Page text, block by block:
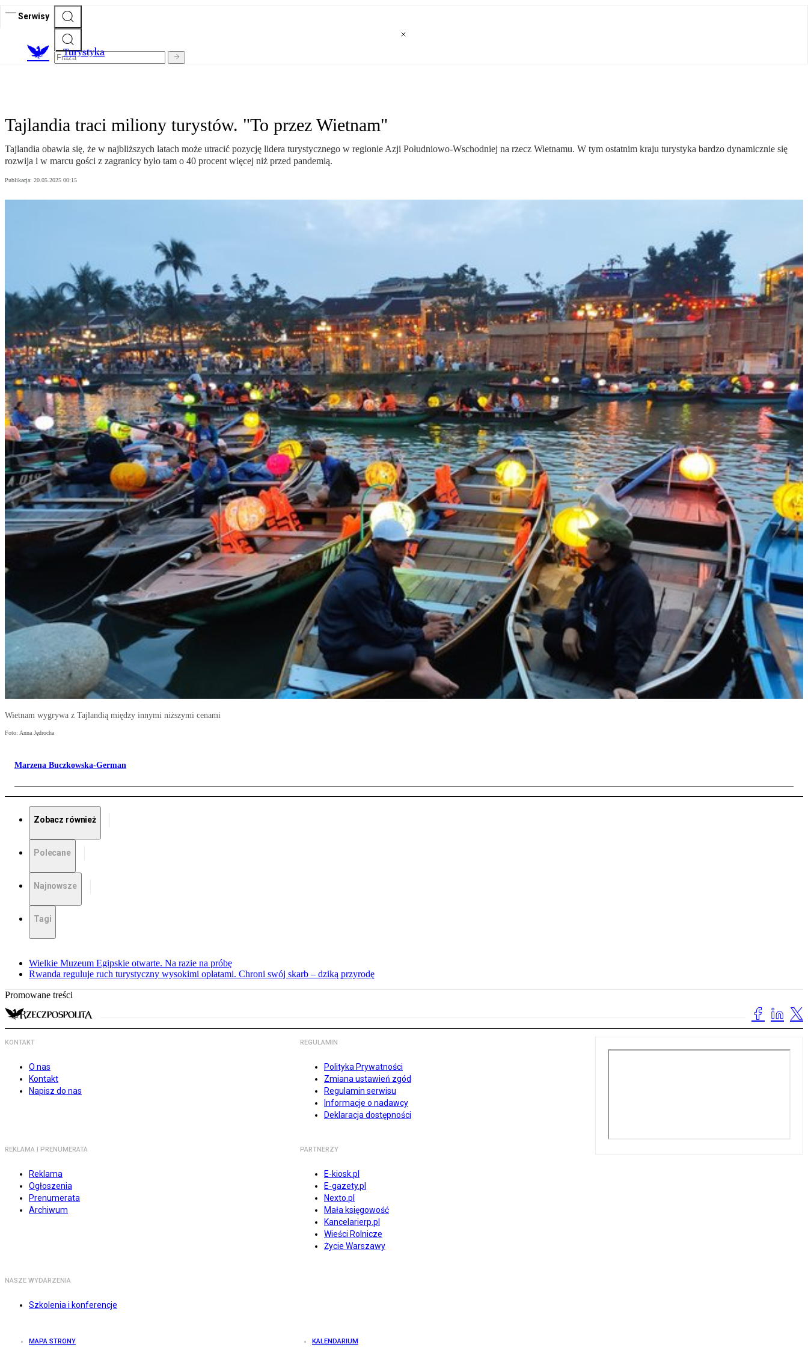
Serwisy
Turystyka
Tajlandia traci miliony turystów. "To przez Wietnam"
Tajlandia obawia się, że w najbliższych latach może utracić pozycję lidera turystycznego w regionie Azji Południowo-Wschodniej na rzecz Wietnamu. W tym ostatnim kraju turystyka bardzo dynamicznie się
rozwija i w marcu gości z zagranicy było tam o 40 procent więcej niż przed pandemią.
Publikacja: 20.05.2025 00:15
Wietnam wygrywa z Tajlandią między innymi niższymi cenami
Foto: Anna Jędrocha
Marzena Buczkowska-German
Zobacz również
Polecane
Najnowsze
Tagi
Wielkie Muzeum Egipskie otwarte. Na razie na próbę
Rwanda reguluje ruch turystyczny wysokimi opłatami. Chroni swój skarb – dziką przyrodę
Promowane treści
KONTAKT
O nas
Kontakt
Napisz do nas
REGULAMIN
Polityka Prywatności
Zmiana ustawień zgód
Regulamin serwisu
Informacje o nadawcy
Deklaracja dostępności
REKLAMA I PRENUMERATA
Reklama
Ogłoszenia
Prenumerata
Archiwum
PARTNERZY
E-kiosk.pl
E-gazety.pl
Nexto.pl
Mała księgowość
Kancelarierp.pl
Wieści Rolnicze
Życie Warszawy
NASZE WYDARZENIA
Szkolenia i konferencje
MAPA STRONY KALENDARIUM